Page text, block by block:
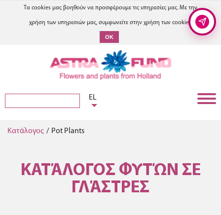
Τα cookies μας βοηθούν να προσφέρουμε τις υπηρεσίες μας. Με την
χρήση των υπηρεσιών μας, συμφωνείτε στην χρήση των cookies.
OK
EL
Κατάλογος / Pot Plants
ΚΑΤΆΛΟΓΟΣ ΦΥΤΏΝ ΣΕ
ΓΛΆΣΤΡΕΣ